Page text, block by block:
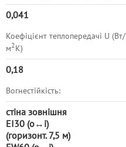
0,041
Коефіцієнт теплопередачі U (Вт/
м2K)
0,18
Вогнестійкість:
стіна зовнішня
EI30 (o↔ i)
(горизонт. 7,5 м)